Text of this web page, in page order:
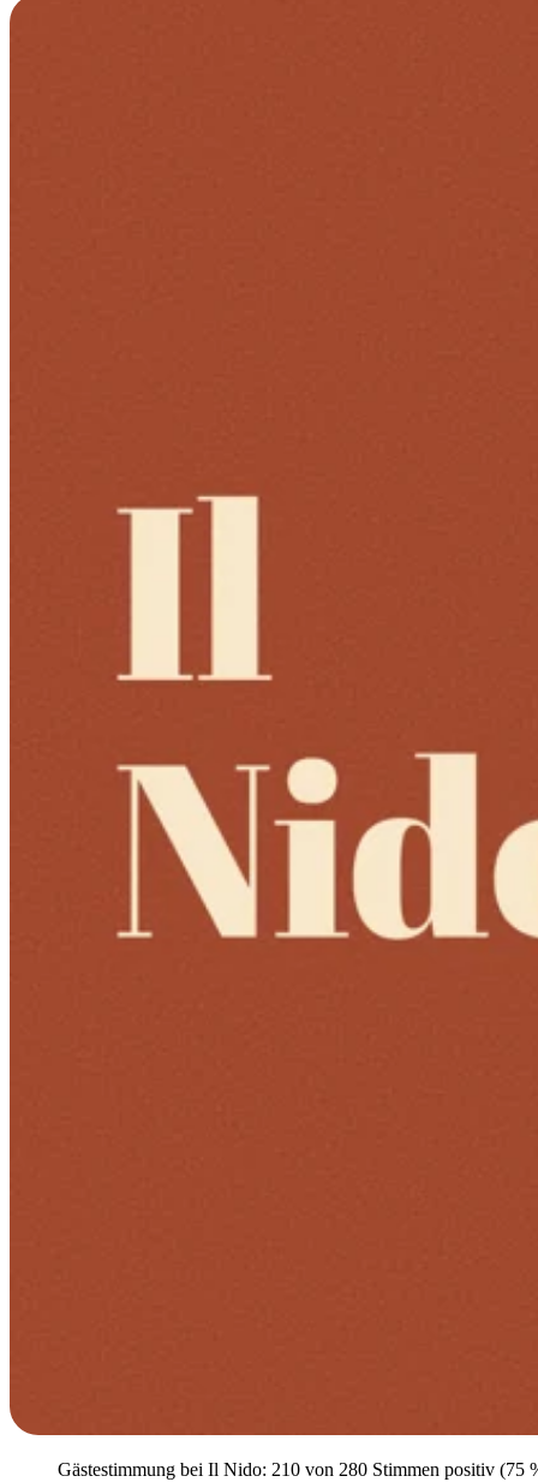
Gästestimmung bei Il Nido: 210 von 280 Stimmen positiv (75